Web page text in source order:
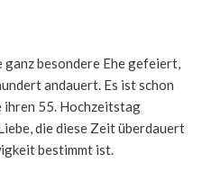
besondere Ehe gefeiert,
andauert. Es ist schon
ihren 55. Hochzeitstag
die diese Zeit überdauert
bestimmt ist.